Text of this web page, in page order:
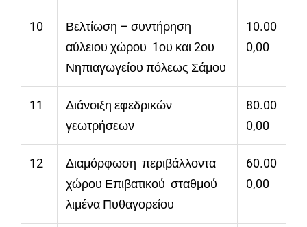
10
Βελτίωση – συντήρηση
αύλειου χώρου 1ου και 2ου
Νηπιαγωγείου πόλεως Σάμου
10.00
0,00
11
Διάνοιξη εφεδρικών
γεωτρήσεων
80.00
0,00
12
Διαμόρφωση περιβάλλοντα
χώρου Επιβατικού σταθμού
λιμένα Πυθαγορείου
60.00
0,00